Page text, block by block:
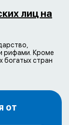
лиц на
рифами. Кроме
богатых стран
от